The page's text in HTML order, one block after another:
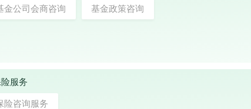
金公司会商咨询 基金政策咨询
服务
险咨询服务